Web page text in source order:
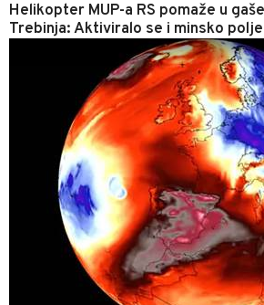
Helikopter MUP-a RS pomaže u
Trebinja: Aktiviralo se i minsko polje